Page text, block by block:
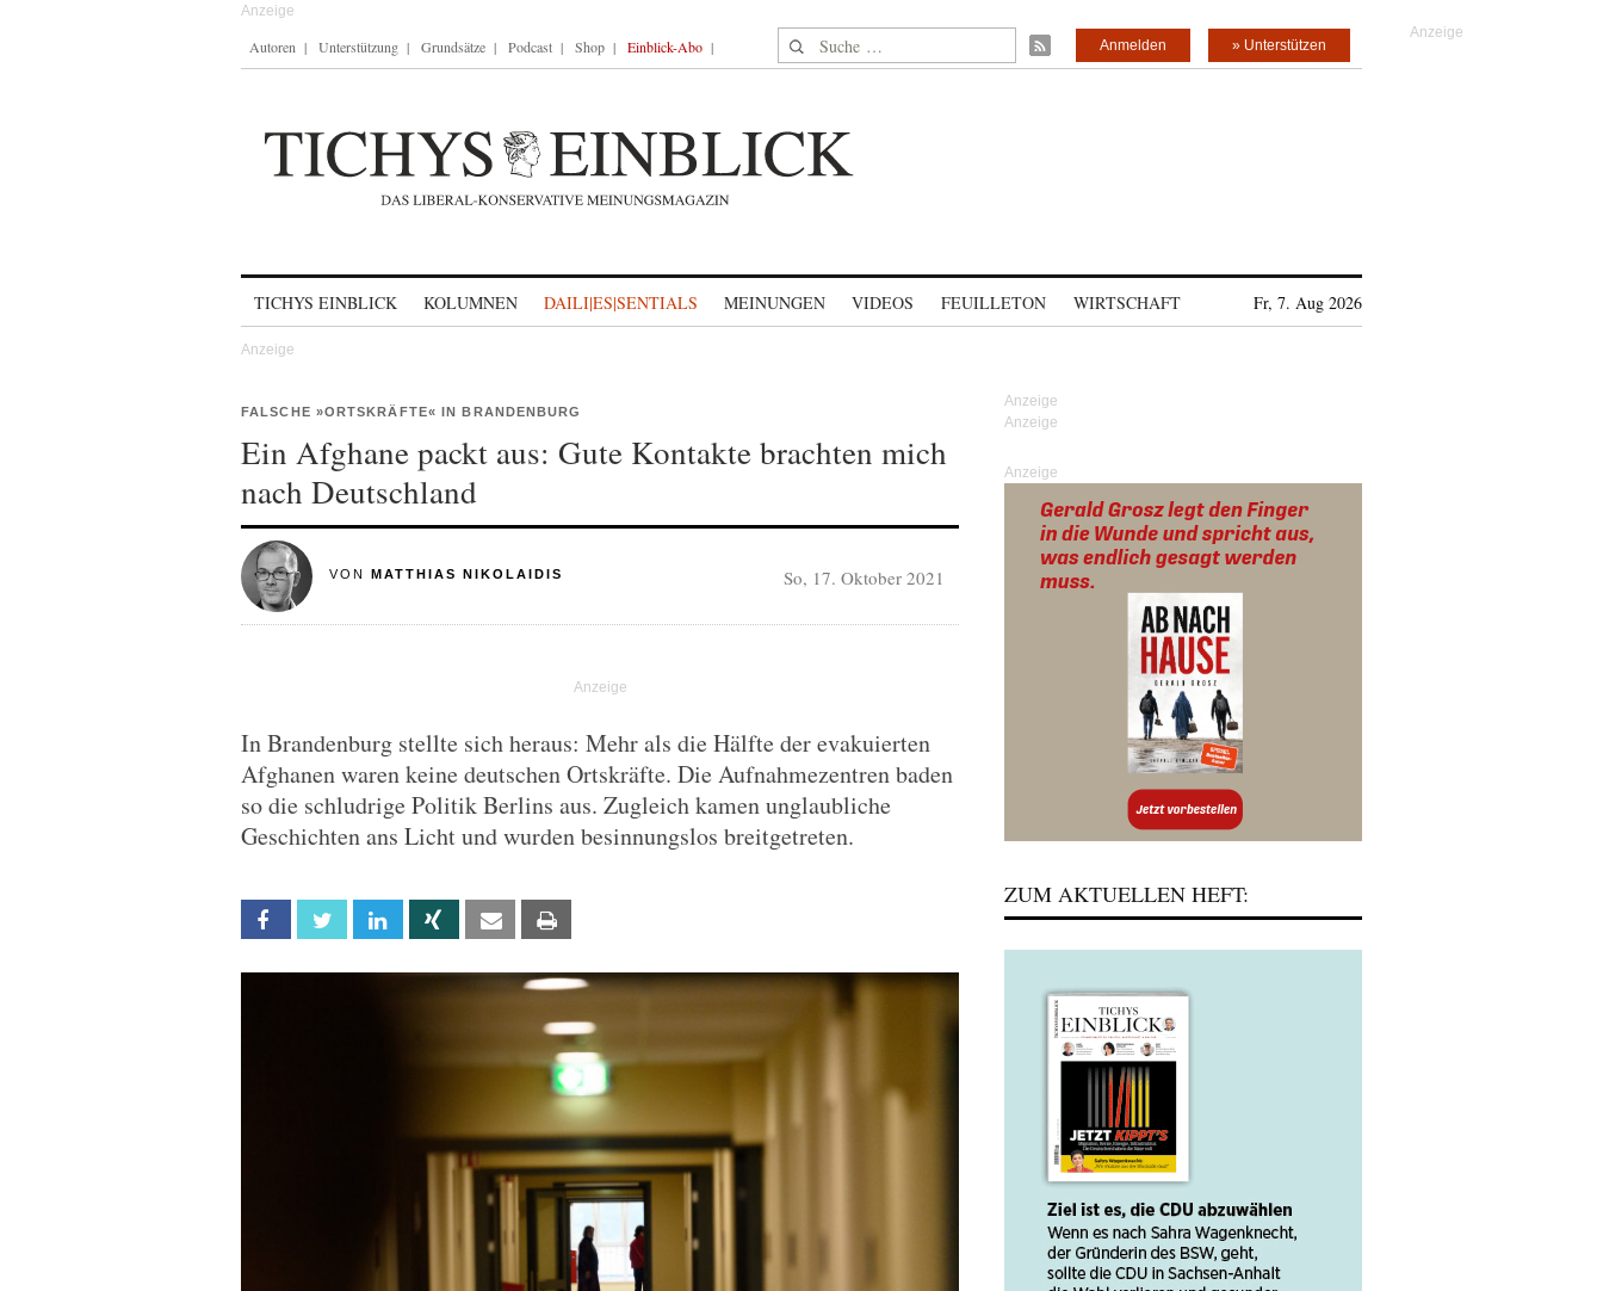
Autoren Unterstützung Grundsätze Podcast Shop Einblick-Abo Suche nach: » Unterstützen
Anmelden
TICHYS EINBLICK KOLUMNEN DAILI|ES|SENTIALS MEINUNGEN VIDEOS FEUILLETON WIRTSCHAFT Fr, 7. Aug 2026
FALSCHE »ORTSKRÄFTE« IN BRANDENBURG
Ein Afghane packt aus: Gute Kontakte brachten mich
nach Deutschland
VON MATTHIAS NIKOLAIDIS So, 17. Oktober 2021
In Brandenburg stellte sich heraus: Mehr als die Hälfte der evakuierten
Afghanen waren keine deutschen Ortskräfte. Die Aufnahmezentren baden
so die schludrige Politik Berlins aus. Zugleich kamen unglaubliche
Geschichten ans Licht und wurden besinnungslos breitgetreten.
Facebook Twitter Linkedin Xing Email
Anzeige
ZUM AKTUELLEN HEFT: